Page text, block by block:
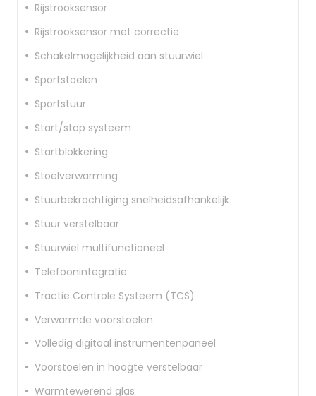
Rijstrooksensor
Rijstrooksensor met correctie
Schakelmogelijkheid aan stuurwiel
Sportstoelen
Sportstuur
Start/stop systeem
Startblokkering
Stoelverwarming
Stuurbekrachtiging snelheidsafhankelijk
Stuur verstelbaar
Stuurwiel multifunctioneel
Telefoonintegratie
Tractie Controle Systeem (TCS)
Verwarmde voorstoelen
Volledig digitaal instrumentenpaneel
Voorstoelen in hoogte verstelbaar
Warmtewerend glas